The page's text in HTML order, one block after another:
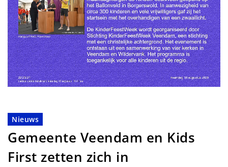
inhoud
gaan
Nieuws
Gemeente Veendam en Kids
First zetten zich in